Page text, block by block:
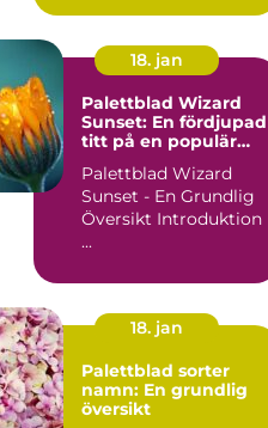
18. jan
Palettblad Wizard
Sunset: En fördjupad
titt på en populär
Palettblad Wizard
Sunset - En Grundlig
Översikt Introduktion
...
18. jan
Palettblad sorter
namn: En grundlig
översikt